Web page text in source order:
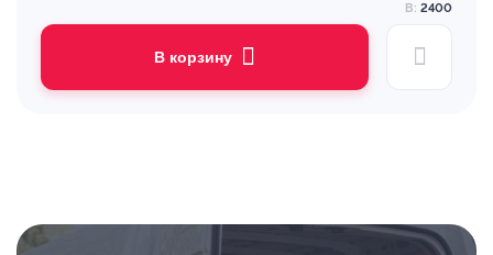
В: 2400
В корзину